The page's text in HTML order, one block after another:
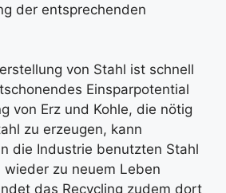
der entsprechenden
von Stahl ist schnell
Einsparpotential
von Erz und Kohle, die nötig
zu erzeugen, kann
die Industrie benutzten Stahl
wieder zu neuem Leben
das Recycling zudem dort